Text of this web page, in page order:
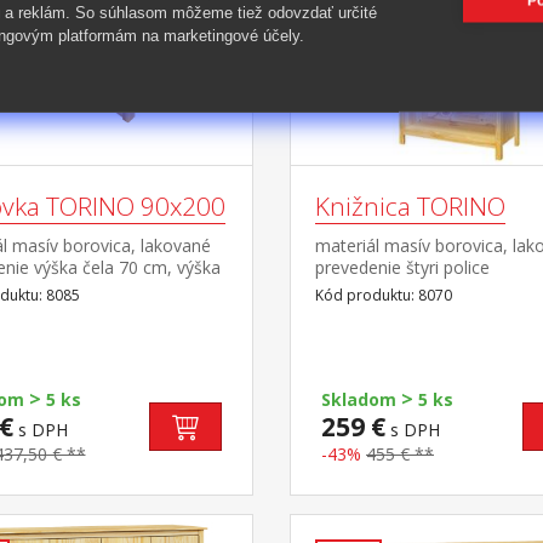
TORINO 90x200
masív borovica, lakované
výška čela 70 cm, výška
cm, cena bez roštu a
minimálna odporúčaná
prístelku TORINO 8086
8085
> 5 ks
s DPH
€ **
Knižnica TORINO
materiál masív borovica,
prevedenie štyri police
Kód produktu: 8070
Skladom > 5 ks
259 € s DPH
-43% 455 € **
a reklám. So súhlasom môžeme tiež odovzdať určité
platformám na marketingové účely.